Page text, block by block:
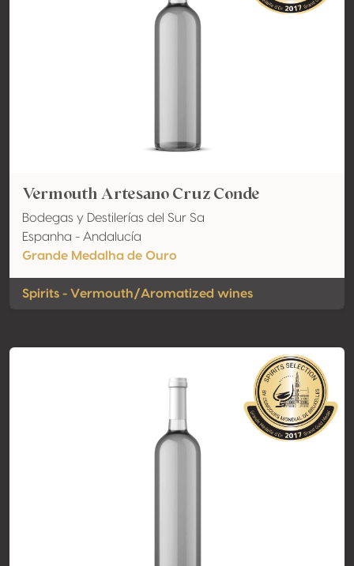
Vermouth Artesano Cruz Conde
Bodegas y Destilerías del Sur Sa
Espanha - Andalucía
Grande Medalha de Ouro
Spirits - Vermouth/Aromatized wines